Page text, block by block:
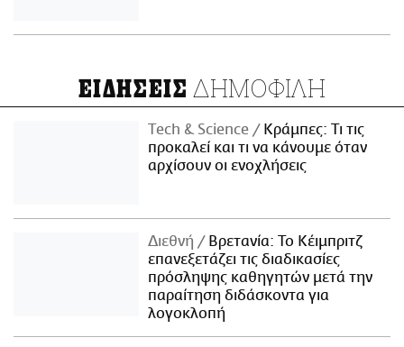
ΕΙΔΗΣΕΙΣ ΔΗΜΟΦΙΛΗ
Τech & Science
Κράμπες: Τι τις
προκαλεί και τι να κάνουμε όταν
αρχίσουν οι ενοχλήσεις
Διεθνή
Βρετανία: Το Κέιμπριτζ
επανεξετάζει τις διαδικασίες
πρόσληψης καθηγητών μετά την
παραίτηση διδάσκοντα για
λογοκλοπή